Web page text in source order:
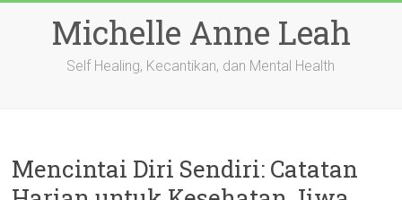
Michelle Anne Leah
Self Healing, Kecantikan, dan Mental Health
Mencintai Diri Sendiri: Catatan